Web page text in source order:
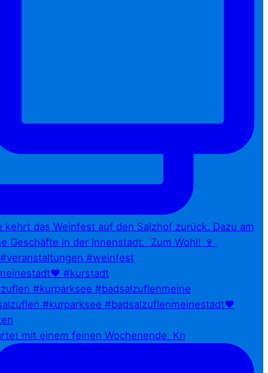
#kurparksee #badsalzuflenmeine
mit einem feinen Wochenende: Kn